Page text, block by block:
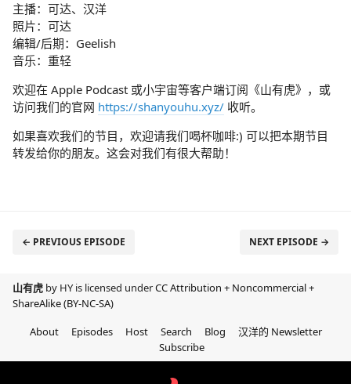
主播：可达、汉洋
照片：可达
编辑/后期：Geelish
音乐：重轻
欢迎在 Apple Podcast 或小宇宙等客户端订阅《山有虎》，或
访问我们的官网 https://shanyouhu.xyz/ 收听。
如果喜欢我们的节目，欢迎请我们喝杯咖啡:) 可以把本期节目
转发给你的朋友。这会对我们有很大帮助！
← PREVIOUS EPISODE NEXT EPISODE →
山有虎 by HY is licensed underCC Attribution + Noncommercial +
ShareAlike (BY-NC-SA)
About
Episodes Host Search Blog
汉洋的 Newsletter
Subscribe